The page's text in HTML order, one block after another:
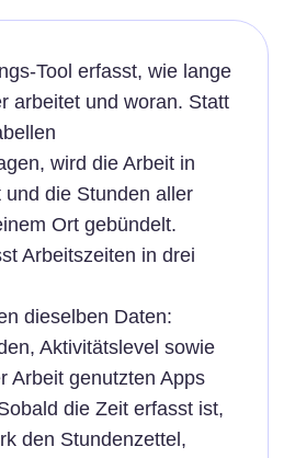
Tool erfasst, wie lange
arbeitet und woran. Statt
wird die Arbeit in
und die Stunden aller
Ort gebündelt.
Arbeitszeiten in drei
dieselben Daten:
Aktivitätslevel sowie
Arbeit genutzten Apps
die Zeit erfasst ist,
den Stundenzettel,